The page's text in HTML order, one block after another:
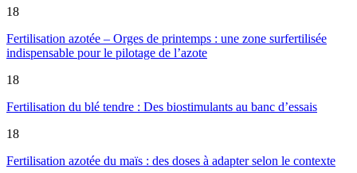
18
Fertilisation azotée – Orges de printemps : une zone surfertilisée
indispensable pour le pilotage de l’azote
18
Fertilisation du blé tendre : Des biostimulants au banc d’essais
18
Fertilisation azotée du maïs : des doses à adapter selon le contexte